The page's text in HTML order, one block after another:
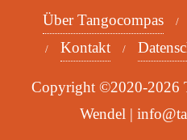
Über Tangocompas
Kontakt
Copyright ©2020-2026
Wendel |